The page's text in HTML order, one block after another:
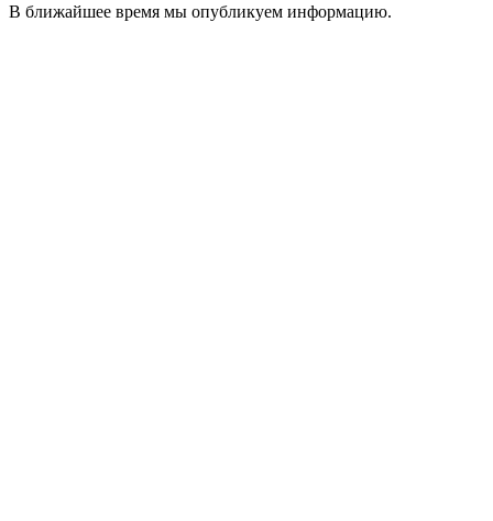
В ближайшее время мы опубликуем информацию.